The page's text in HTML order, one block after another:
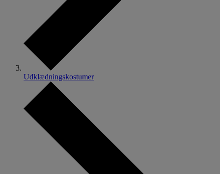
Udklædningskostumer